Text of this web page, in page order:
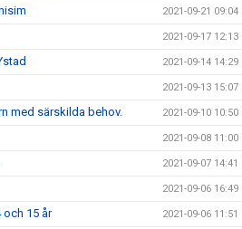
2021-09-21 09:04
2021-09-17 12:13
2021-09-14 14:29
2021-09-13 15:07
med särskilda behov. 2021-09-10 10:50
2021-09-08 11:00
2021-09-07 14:41
2021-09-06 16:49
och 15 år 2021-09-06 11:51